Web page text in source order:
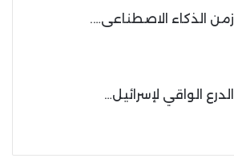
زمن الذكاء الاصطناعى….
الدرع الواقي لإسرائيل…